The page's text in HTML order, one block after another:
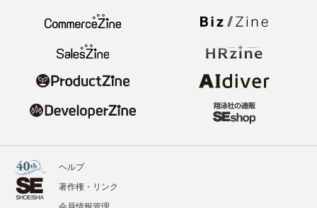
ヘルプ
著作権・リンク